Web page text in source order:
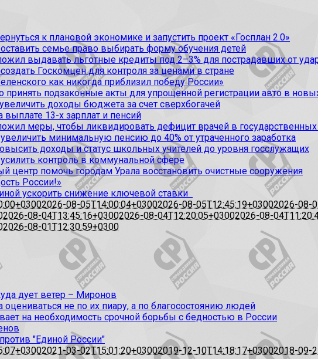
к плановой экономике и запустить проект «Госплан 2.0»
семье право выбирать форму обучения детей
выдавать льготные кредиты под 2–3% для пострадавших от
Госкомцен для контроля за ценами в стране
как никогда приблизил победу России»
подзаконные акты для упрощенной регистрации авто в
доходы бюджета за счет сверхбогачей
выплате 13-х зарплат и пенсий
меры, чтобы ликвидировать дефицит врачей в государственных
минимальную пенсию до 40% от утраченного заработка
доходы и статус школьных учителей до уровня госслужащих
контроль в коммунальной сфере
центр помочь городам Урала восстановить очистные сооружения
России!»
ускорить снижение ключевой ставки
2026-08-05T14:00:04+03002026-08-05T12:45:19+03002026-08-
2026-08-04T13:45:16+03002026-08-04T12:20:05+03002026-08-
2026-08-01T12:30:59+0300
дует ветер – Миронов
не по их пиару, а по благосостоянию людей
на необходимость срочной борьбы с бедностью в России
"Единой России"
2021-03-02T15:01:20+03002019-12-10T14:18:17+03002018-09-